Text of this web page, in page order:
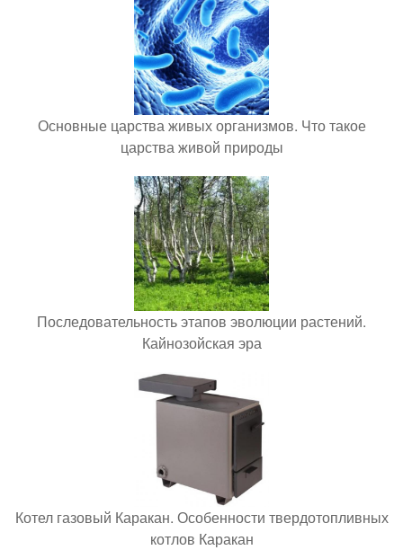
Основные царства живых организмов. Что такое
царства живой природы
Последовательность этапов эволюции растений.
Кайнозойская эра
Котел газовый Каракан. Особенности твердотопливных
котлов Каракан